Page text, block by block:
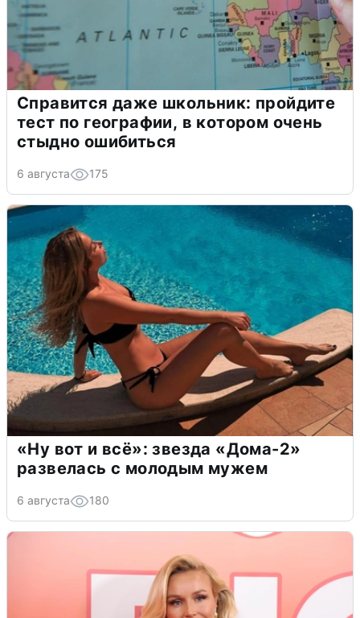
Справится даже школьник: пройдите
тест по географии, в котором очень
стыдно ошибиться
6 августа 175
«Ну вот и всё»: звезда «Дома-2»
развелась с молодым мужем
6 августа 180